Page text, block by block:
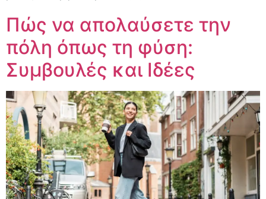
Πώς να απολαύσετε την
πόλη όπως τη φύση:
Συμβουλές και Ιδέες